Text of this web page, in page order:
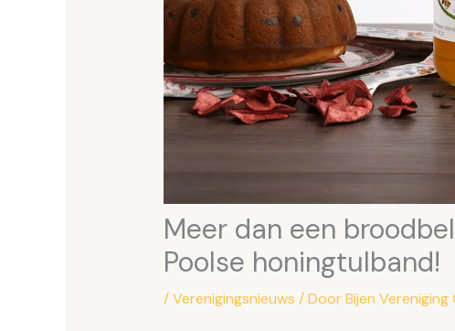
Meer dan een
Poolse honingtulband!
/Verenigingsnieuws / DoorBijen Vereniging